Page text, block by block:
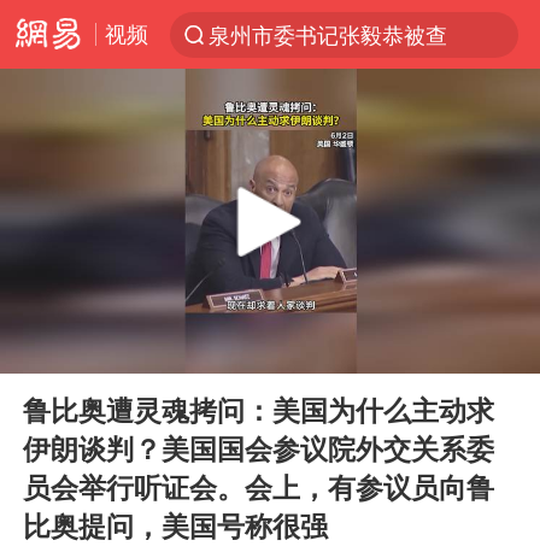
视频
泉州市委书记张毅恭被查
台风白海豚加强
四川宜宾高县4.9级地震致1死
出口禁令驱动有色板块大涨
秋天的第一杯奶茶到底有多火
国防部：中国军队坚决反制任何闹海挑衅图谋
U17国足点球大战淘汰河床晋级决赛
美股存储板块集体大跌
Play
00:00
鲁比奥遭灵魂拷问：美国为什么主动求
伊朗谈判？美国国会参议院外交关系委
员会举行听证会。会上，有参议员向鲁
比奥提问，美国号称很强